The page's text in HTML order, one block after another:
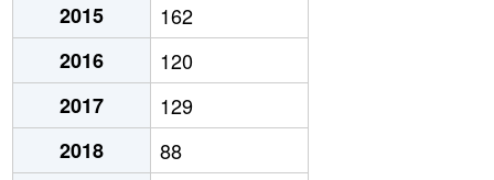
2015
162
2016
120
2017
129
2018
88